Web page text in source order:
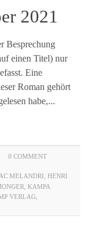
2021
Besprechung
einen Titel) nur
Eine
Roman gehört
habe,...
0 COMMENT
MELANDRI HENRI
KAMPA
VERLAG